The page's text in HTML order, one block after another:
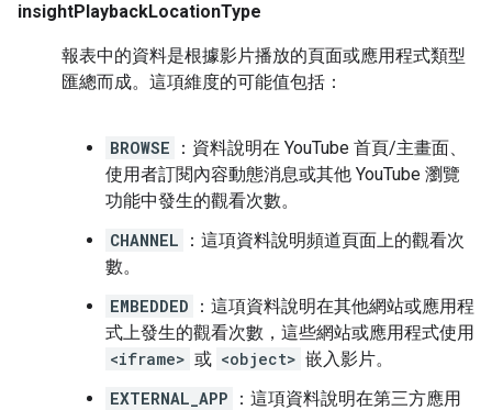
insightPlaybackLocationType
報表中的資料是根據影片播放的頁面或應用程式類型
匯總而成。這項維度的可能值包括：
BROWSE
：資料說明在 YouTube 首頁/主畫面、
使用者訂閱內容動態消息或其他 YouTube 瀏覽
功能中發生的觀看次數。
CHANNEL
：這項資料說明頻道頁面上的觀看次
數。
EMBEDDED
：這項資料說明在其他網站或應用程
式上發生的觀看次數，這些網站或應用程式使用
<iframe> 或 <object> 嵌入影片。
EXTERNAL_APP
：這項資料說明在第三方應用